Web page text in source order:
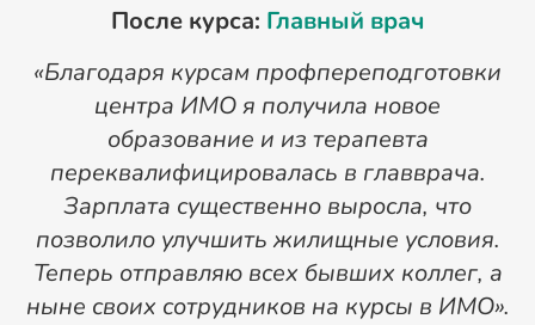
После курса: Главный врач
«Благодаря курсам профпереподготовки
центра ИМО я получила новое
образование и из терапевта
переквалифицировалась в главврача.
Зарплата существенно выросла, что
позволило улучшить жилищные условия.
Теперь отправляю всех бывших коллег, а
ныне своих сотрудников на курсы в ИМО».